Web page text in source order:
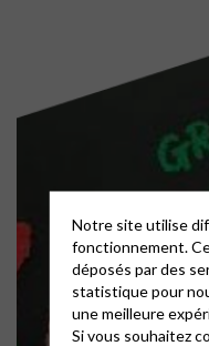
Notre site utilise
fonctionnement.
déposés par des
statistique pour
une meilleure
Si vous souhaitez